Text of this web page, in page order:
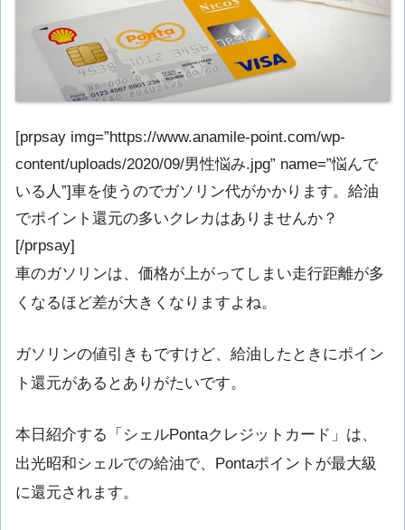
[prpsay img=”https://www.anamile-point.com/wp-
content/uploads/2020/09/男性悩み.jpg” name=”悩んで
いる人”]車を使うのでガソリン代がかかります。給油
でポイント還元の多いクレカはありませんか？
[/prpsay]
車のガソリンは、価格が上がってしまい走行距離が多
くなるほど差が大きくなりますよね。
ガソリンの値引きもですけど、給油したときにポイン
ト還元があるとありがたいです。
本日紹介する「シェルPontaクレジットカード」は、
出光昭和シェルでの給油で、Pontaポイントが最大級
に還元されます。